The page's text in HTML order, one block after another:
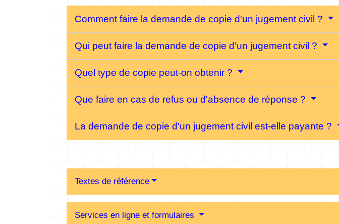
Comment faire la demande de copie d'un jugement civil ?
Qui peut faire la demande de copie d'un jugement civil ?
Quel type de copie peut-on obtenir ?
Que faire en cas de refus ou d'absence de réponse ?
La demande de copie d'un jugement civil est-elle payante ?
Textes de référence
Services en ligne et formulaires